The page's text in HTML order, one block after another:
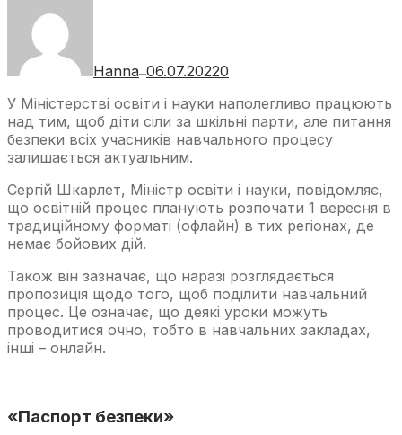
Hanna—06.07.20220
У Міністерстві освіти і науки наполегливо працюють
над тим, щоб діти сіли за шкільні парти, але питання
безпеки всіх учасників навчального процесу
залишається актуальним.
Сергій Шкарлет, Міністр освіти і науки, повідомляє,
що освітній процес планують розпочати 1 вересня в
традиційному форматі (офлайн) в тих регіонах, де
немає бойових дій.
Також він зазначає, що наразі розглядається
пропозиція щодо того, щоб поділити навчальний
процес. Це означає, що деякі уроки можуть
проводитися очно, тобто в навчальних закладах,
інші – онлайн.
«Паспорт безпеки»